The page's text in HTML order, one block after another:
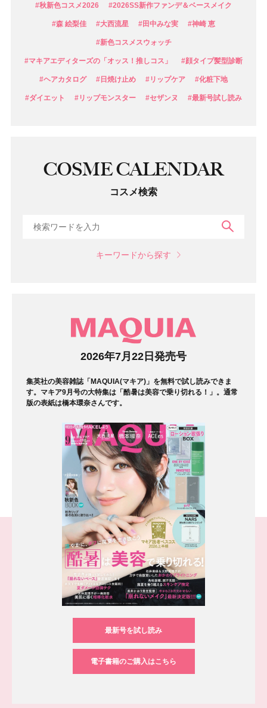
#秋新色コスメ2026 #2026SS新作ファンデ＆ベースメイク
#森 絵梨佳 #大西流星 #田中みな実 #神崎 恵
#新色コスメスウォッチ
#マキアエディターズの「オッス！推しコス」 #顔タイプ髪型診断
#ヘアカタログ #日焼け止め #リップケア #化粧下地
#ダイエット #リップモンスター #セザンヌ #最新号試し読み
COSME CALENDAR
コスメ検索
キーワードから探す
2026年7月22日発売号
集英社の美容雑誌「MAQUIA(マキア)」を無料で試し読みできま
す。マキア9月号の大特集は「酷暑は美容で乗り切れる！」。通常
版の表紙は橋本環奈さんです。
最新号を試し読み
電子書籍のご購入はこちら